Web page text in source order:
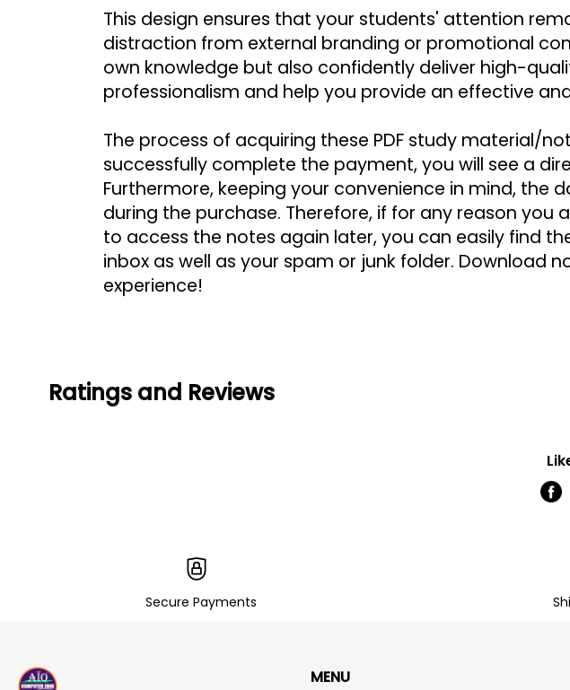
This design ensures that your students' attention
distraction from external branding or promotional
own knowledge but also confidently deliver high-
professionalism and help you provide an effective
The process of acquiring these PDF study material/
successfully complete the payment, you will see a
Furthermore, keeping your convenience in mind, the
during the purchase. Therefore, if for any reason
to access the notes again later, you can easily find
inbox as well as your spam or junk folder. Download
experience!
Ratings and Reviews
Secure Payments
MENU